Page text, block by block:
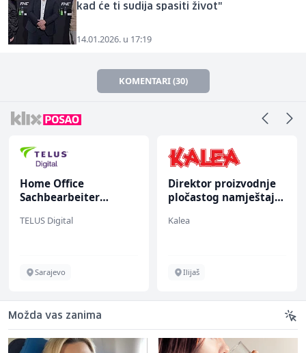
kad će ti sudija spasiti život"
14.01.2026. u 17:19
KOMENTARI (30)
Home Office
Sachbearbeiter
bekannten deutschen
TELUS Digital
Sarajevo
Direktor proizvodnje
pločastog namještaja
Kalea
Ilijaš
Možda vas zanima